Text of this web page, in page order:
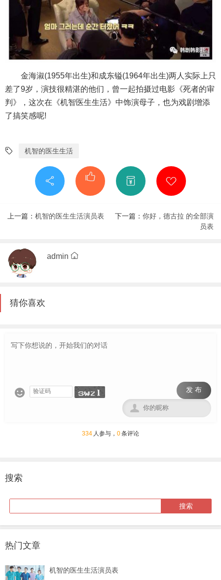
金海淑(1955年出生)和成东镒(1964年出生)两人实际上只
差了9岁，演技很精湛的他们，曾一起拍摄过电影《死者的审
判》，这次在《机智医生生活》中饰演母子，也为戏剧增添
了搞笑感呢!
机智的医生生活
上一篇： 机智的医生生活演员表 下一篇： 你好，德古拉 的全部演
员表
admin
猜你喜欢
 发 布

334 人参与， 0条评论
搜索
热门文章
机智的医生生活演员表